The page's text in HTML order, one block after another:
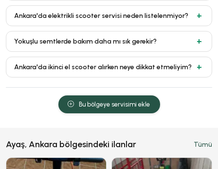
Ankara'da elektrikli scooter servisi neden listelenmiyor?
Yokuşlu semtlerde bakım daha mı sık gerekir?
Ankara'da ikinci el scooter alırken neye dikkat etmeliyim?
Bu bölgeye servisimi ekle
Ayaş, Ankara bölgesindeki ilanlar Tümü